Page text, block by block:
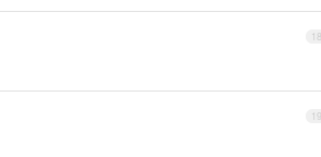
18
19